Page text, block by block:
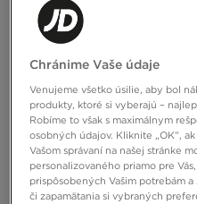
Články
Ako sa obliecť do
Ako si vybrať
Ako vybrať veľkosť
Ako čistiť semišové
materiál
Ako čistiť adidas
Salomon On. Ako
XT?
Čo urobiť, aby
Chránime Vaše údaje
Venujeme všetko úsilie, aby bol
produkty, ktoré si vyberajú –
Robíme to však s maximálnym
osobných údajov. Kliknite „OK”,
Vašom správaní na našej stránke
personalizovaného priamo pre
prispôsobených Vašim potrebám
či zapamätania si vybraných